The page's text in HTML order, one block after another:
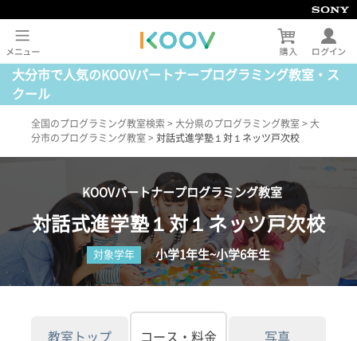
大分市で人気のKOOVパートナープログラミング教室・ス
クール
全国のプログラミング教室検索 > 大分県のプログラミング教室 > 大
分市のプログラミング教室 > 対話式進学塾１対１ネッツ戸次校
KOOVパートナープログラミング教室
対話式進学塾１対１ネッツ戸次校
対象学年 小学1年生~小学6年生
教室トップ コース・料金 写真